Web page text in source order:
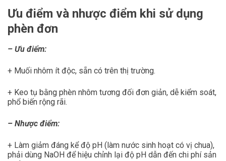
Ưu điểm và nhược điểm khi sử dụng
phèn đơn
– Ưu điểm:
+ Muối nhôm ít độc, sẵn có trên thị trường.
+ Keo tụ bằng phèn nhôm tương đối đơn giản, dễ kiểm soát,
phổ biến rộng rãi.
– Nhược điểm:
+ Làm giảm đáng kể độ pH (làm nước sinh hoạt có vị chua),
phải dùng NaOH để hiệu chỉnh lại độ pH dẫn đến chi phí sản